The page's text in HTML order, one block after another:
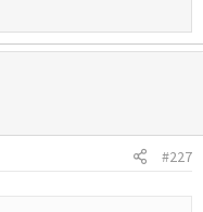
#227